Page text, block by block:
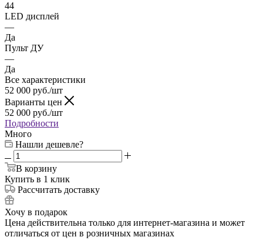
44
LED дисплей
—
Да
Пульт ДУ
—
Да
Все характеристики
52 000 руб./шт
Варианты цен
52 000 руб./шт
Подробности
Много
Нашли дешевле?
В корзину
Купить в 1 клик
Рассчитать доставку
Хочу в подарок
Цена действительна только для интернет-магазина и может
отличаться от цен в розничных магазинах